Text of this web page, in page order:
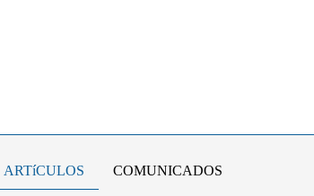
ARTíCULOS COMUNICADOS